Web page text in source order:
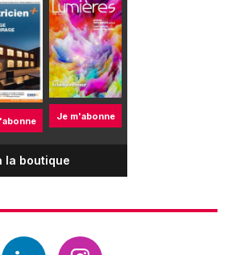
Je m'abonne
la boutique